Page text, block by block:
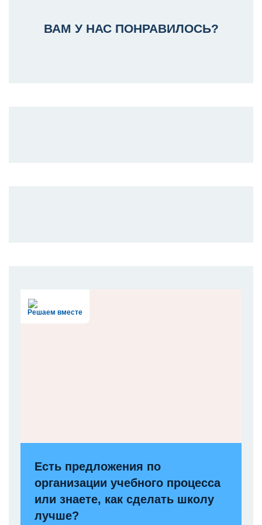
ВАМ У НАС ПОНРАВИЛОСЬ?
Решаем вместе
Есть предложения по
организации учебного процесса
или знаете, как сделать школу
лучше?